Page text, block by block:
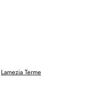
Lamezia Terme